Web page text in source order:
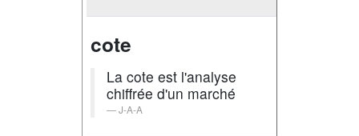
cote
La cote est l'analyse
chiffrée d'un marché
J-A-A